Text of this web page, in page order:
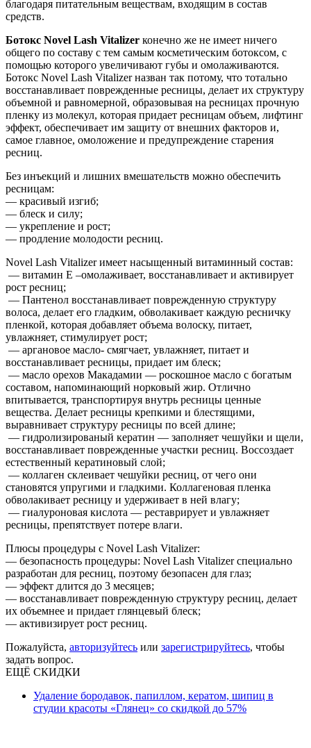
благодаря питательным веществам, входящим в состав
средств.
Ботокс Novel Lash Vitalizer конечно же не имеет ничего
общего по составу с тем самым косметическим ботоксом, с
помощью которого увеличивают губы и омолаживаются.
Ботокс Novel Lash Vitalizer назван так потому, что тотально
восстанавливает поврежденные ресницы, делает их структуру
объемной и равномерной, образовывая на ресницах прочную
пленку из молекул, которая придает ресницам объем, лифтинг
эффект, обеспечивает им защиту от внешних факторов и,
самое главное, омоложение и предупреждение старения
ресниц.
Без инъекций и лишних вмешательств можно обеспечить
ресницам:
— красивый изгиб;
— блеск и силу;
— укрепление и рост;
— продление молодости ресниц.
Novel Lash Vitalizer имеет насыщенный витаминный состав:
— витамин Е –омолаживает, восстанавливает и активирует
рост ресниц;
— Пантенол восстанавливает поврежденную структуру
волоса, делает его гладким, обволакивает каждую ресничку
пленкой, которая добавляет объема волоску, питает,
увлажняет, стимулирует рост;
— аргановое масло- смягчает, увлажняет, питает и
восстанавливает ресницы, придает им блеск;
— масло орехов Макадамии — роскошное масло с богатым
составом, напоминающий норковый жир. Отлично
впитывается, транспортируя внутрь ресницы ценные
вещества. Делает ресницы крепкими и блестящими,
выравнивает структуру ресницы по всей длине;
— гидролизированый кератин — заполняет чешуйки и щели,
восстанавливает поврежденные участки ресниц. Воссоздает
естественный кератиновый слой;
— коллаген склеивает чешуйки ресниц, от чего они
становятся упругими и гладкими. Коллагеновая пленка
обволакивает ресницу и удерживает в ней влагу;
— гиалуроновая кислота — реставрирует и увлажняет
ресницы, препятствует потере влаги.
Плюсы процедуры с Novel Lash Vitalizer:
— безопасность процедуры: Novel Lash Vitalizer специально
разработан для ресниц, поэтому безопасен для глаз;
— эффект длится до 3 месяцев;
— восстанавливает поврежденную структуру ресниц, делает
их объемнее и придает глянцевый блеск;
— активизирует рост ресниц.
Пожалуйста, авторизуйтесь или зарегистрируйтесь, чтобы
задать вопрос.
ЕЩЁ СКИДКИ
Удаление бородавок, папиллом, кератом, шипиц в
студии красоты «Глянец» со скидкой до 57%